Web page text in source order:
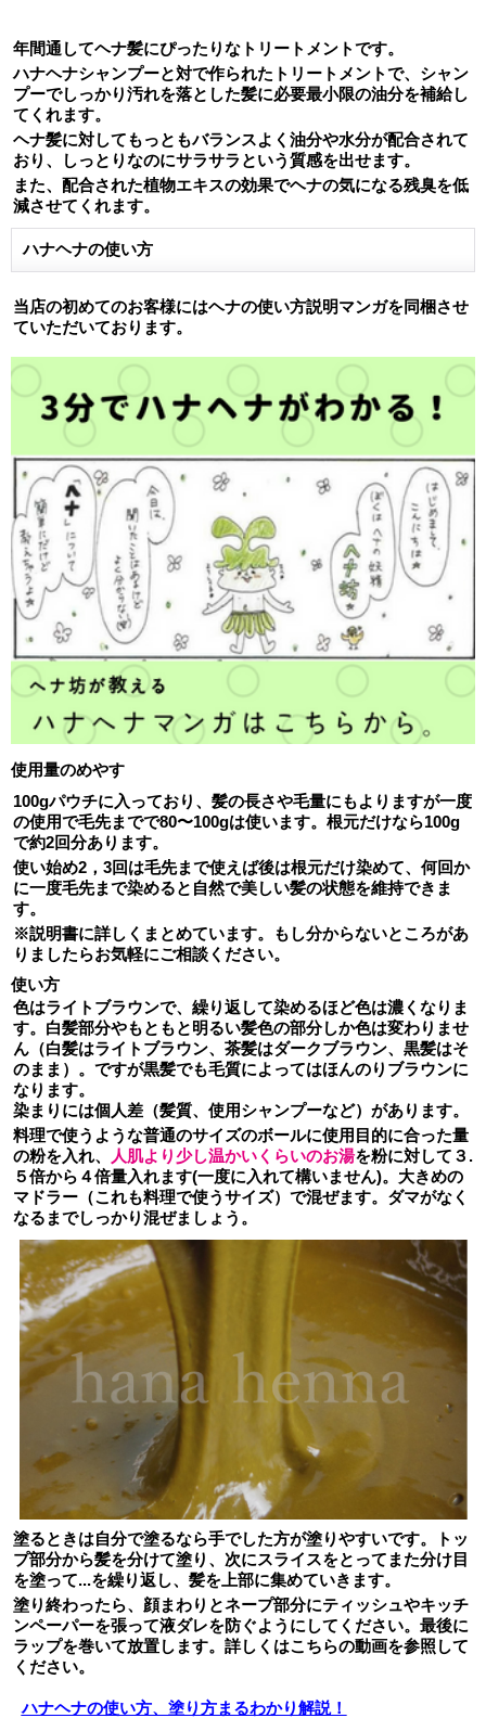
年間通してヘナ髪にぴったりなトリートメントです。
ハナヘナシャンプーと対で作られたトリートメントで、シャン
プーでしっかり汚れを落とした髪に必要最小限の油分を補給し
てくれます。
ヘナ髪に対してもっともバランスよく油分や水分が配合されて
おり、しっとりなのにサラサラという質感を出せます。
また、配合された植物エキスの効果でヘナの気になる残臭を低
減させてくれます。
ハナヘナの使い方
当店の初めてのお客様にはヘナの使い方説明マンガを同梱させ
ていただいております。
使用量のめやす
100gパウチに入っており、髪の長さや毛量にもよりますが一度
の使用で毛先までで80〜100gは使います。 根元だけなら100g
で約2回分あります。
使い始め2，3回は毛先まで使えば後は根元だけ染めて、何回か
に一度毛先まで染めると自然で美しい髪の状態を維持できま
す。
※説明書に詳しくまとめています。もし分からないところがあ
りましたらお気軽にご相談ください。
使い方
色はライトブラウンで、繰り返して染めるほど色は濃くなりま
す。白髪部分やもともと明るい髪色の部分しか色は変わりませ
ん（白髪はライトブラウン、茶髪はダークブラウン、黒髪はそ
のまま）。ですが黒髪でも毛質によってはほんのりブラウンに
なります。
染まりには個人差（髪質、使用シャンプーなど）があります。
料理で使うような普通のサイズのボールに使用目的に合った量
の粉を入れ、
人肌より少し温かいくらいのお湯を粉に対して３.
５倍から４倍量入れます(一度に入れて構いません)。大きめの
マドラー（これも料理で使うサイズ）で混ぜます。ダマがなく
なるまでしっかり混ぜましょう。
塗るときは自分で塗るなら手でした方が塗りやすいです。トッ
プ部分から髪を分けて塗り、次にスライスをとってまた分け目
を塗って...を繰り返し、髪を上部に集めていきます。
塗り終わったら、顔まわりとネープ部分にティッシュやキッチ
ンペーパーを張って液ダレを防ぐようにしてください。最後に
ラップを巻いて放置します。詳しくはこちらの動画を参照して
ください。
ハナヘナの使い方、塗り方まるわかり解説！